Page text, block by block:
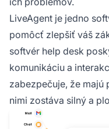
LiveAgent je jedno
pomôcť zlepšiť váš
softvér help desk
komunikáciu a
zabezpečuje, že majú
nimi zostáva silný a